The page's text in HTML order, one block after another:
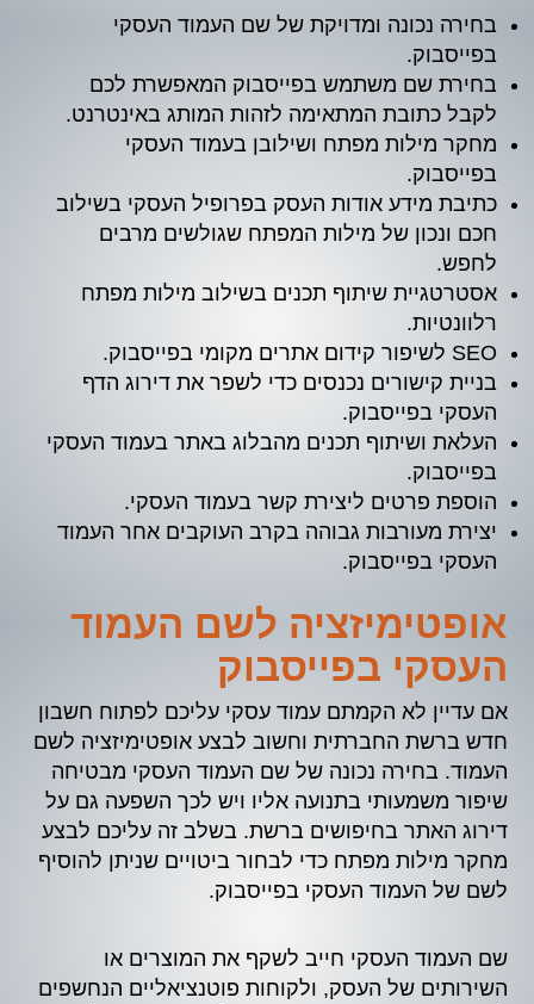
בחירה נכונה ומדויקת של שם העמוד העסקי
בפייסבוק.
בחירת שם משתמש בפייסבוק המאפשרת לכם
לקבל כתובת המתאימה לזהות המותג באינטרנט.
מחקר מילות מפתח ושילובן בעמוד העסקי
בפייסבוק.
כתיבת מידע אודות העסק בפרופיל העסקי בשילוב
חכם ונכון של מילות המפתח שגולשים מרבים
לחפש.
אסטרטגיית שיתוף תכנים בשילוב מילות מפתח
רלוונטיות.
SEO לשיפור קידום אתרים מקומי בפייסבוק.
בניית קישורים נכנסים כדי לשפר את דירוג הדף
העסקי בפייסבוק.
העלאת ושיתוף תכנים מהבלוג באתר בעמוד העסקי
בפייסבוק.
הוספת פרטים ליצירת קשר בעמוד העסקי.
יצירת מעורבות גבוהה בקרב העוקבים אחר העמוד
העסקי בפייסבוק.
אופטימיזציה לשם העמוד
העסקי בפייסבוק
אם עדיין לא הקמתם עמוד עסקי עליכם לפתוח חשבון
חדש ברשת החברתית וחשוב לבצע אופטימיזציה לשם
העמוד. בחירה נכונה של שם העמוד העסקי מבטיחה
שיפור משמעותי בתנועה אליו ויש לכך השפעה גם על
דירוג האתר בחיפושים ברשת. בשלב זה עליכם לבצע
מחקר מילות מפתח כדי לבחור ביטויים שניתן להוסיף
לשם של העמוד העסקי בפייסבוק.
שם העמוד העסקי חייב לשקף את המוצרים או
השירותים של העסק, ולקוחות פוטנציאליים הנחשפים